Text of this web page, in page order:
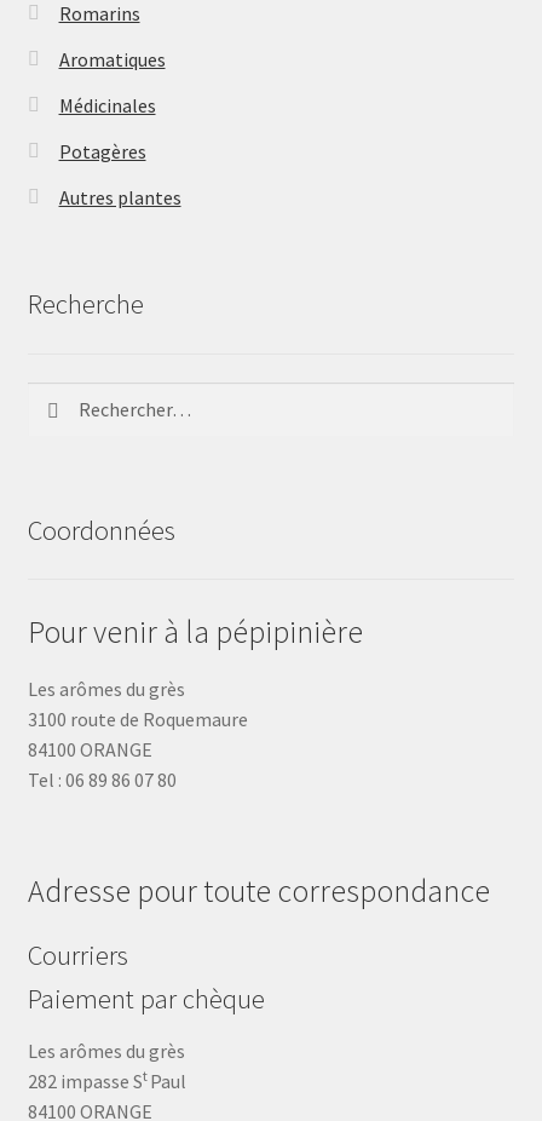
Romarins
Aromatiques
Médicinales
Potagères
Autres plantes
Recherche
Coordonnées
Pour venir à la pépipinière
Les arômes du grès
3100 route de Roquemaure
84100 ORANGE
Tel : 06 89 86 07 80
Adresse pour toute correspondance
Courriers
Paiement par chèque
Les arômes du grès
282 impasse St Paul
84100 ORANGE